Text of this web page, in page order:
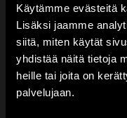
Käytämme evästeitä
Lisäksi jaamme
siitä, miten käytät
yhdistää näitä tietoja
heille tai joita on
palvelujaan.
LAUKAUKSIA
PUTKEN HALKAISIJA
KESTO
PYROMASSA
TUOTELUOKITUS
Valitse
Huom: Voit tilata
myyntipisteeseen.